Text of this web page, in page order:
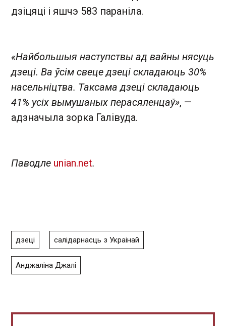
дзіцяці і яшчэ 583 параніла.
«Найбольшыя наступствы ад вайны нясуць
дзеці. Ва ўсім свеце дзеці складаюць 30%
насельніцтва. Таксама дзеці складаюць
41% усіх вымушаных перасяленцаў», —
адзначыла зорка Галівуда.
Паводле unian.net.
дзеці салідарнасць з Украінай
Анджаліна Джалі